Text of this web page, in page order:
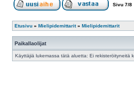
Sivu 7/8
Etusivu » Mielipidemittarit» Mielipidemittarit
Paikallaolijat
Käyttäjiä lukemassa tätä aluetta: Ei rekisteröityneitä